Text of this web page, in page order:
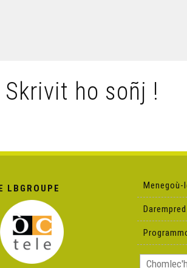
ho soñj !
LBGROUPE Menegoù-
Darempred